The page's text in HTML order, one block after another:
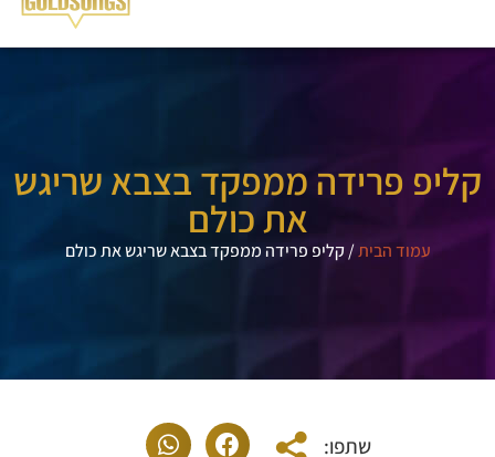
קליפ פרידה ממפקד בצבא שריגש
את כולם
עמוד הבית/קליפ פרידה ממפקד בצבא שריגש את כולם
שתפו: